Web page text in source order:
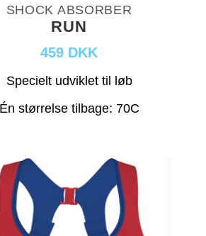
SHOCK ABSORBER
RUN
459 DKK
Specielt udviklet til løb
Én størrelse tilbage: 70C